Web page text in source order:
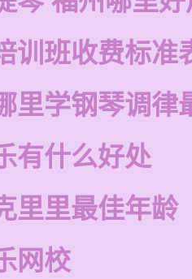
训班收费标准
里学钢琴调律
有什么好处
里里最佳年龄
网校